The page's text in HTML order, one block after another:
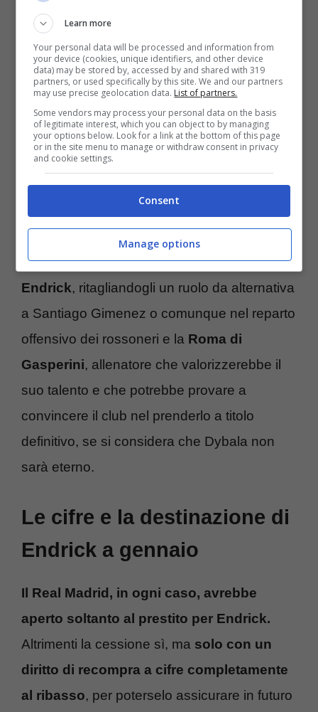
in Serie A
In Italia infatti, tra le big del calcio italiano, ci
sono due club che hanno bisogno di
sistemare qualcosa nel proprio reparto
offensivo.Sia il Milan che la Roma, che
sono pure ex club in cui ha vissuto
Ancelotti
conoscendo alla perfezione le due
piazze, cercano un innesto in quel ruolo.
Il Milan di Allegri che andrebbe a prendere
Endrick, ritagliandogli un ruolo da alternativa
a Santiago Gimenez o comunque nel reparto
offensivo dei rossoneri e la Roma di
Gasperini, allenatore che valorizzerebbe il
suo talento e che potrebbe provare a
convincere il club nel prenderlo a titolo
definitivo, se si considera che Dybala non
sarà eterno.
Le cifre e la destinazione di
Endrick a gennaio
Il Real Madrid, in ogni caso, avrebbe
aperto soltanto al prestito per Endrick.
Altrimenti la cessione sì, ma solo con un
diritto di recompra a cifre completamente
al ribasso, per poterselo assicurare in futuro
Learn more
Your personal data will be processed and information from
your device (cookies, unique identifiers, and other device
data) may be stored by, accessed by and shared with 319
partners, or used specifically by this site. We and our partners
may use precise geolocation data. List of partners.
Some vendors may process your personal data on the basis
of legitimate interest, which you can object to by managing
your options below. Look for a link at the bottom of this page
or in the site menu to manage or withdraw consent in privacy
and cookie settings.
Consent
Manage options